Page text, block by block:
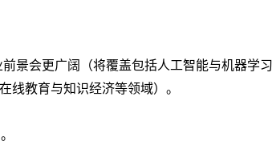
景会更广阔（将覆盖包括人工智能与机器学
线教育与知识经济等领域）。